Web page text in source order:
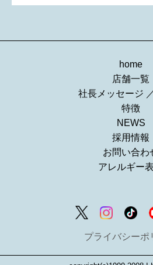
home
店舗一覧
社長メッセージ
特徴
NEWS
採用情報
お問い合わ
アレルギー
プライバシーポ